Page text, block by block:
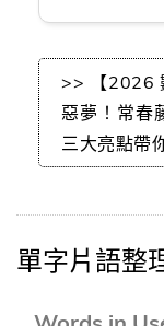
>> 【2026
惡夢！常春
三大亮點帶
單字片語整